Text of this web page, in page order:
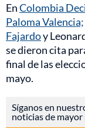
EnColombia
Paloma Valencia;
Fajardoy
se dieron cita
final de las
mayo.
Síganos en
noticias de